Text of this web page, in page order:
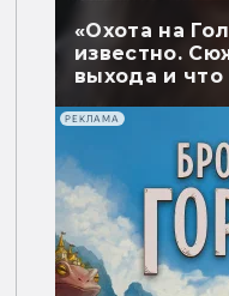
«Охота на
известно.
выхода и что
РЕКЛАМА